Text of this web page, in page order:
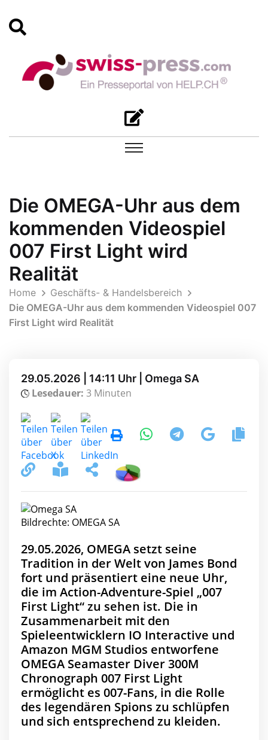
Die OMEGA-Uhr aus dem
kommenden Videospiel
007 First Light wird
Realität
Home
Geschäfts- & Handelsbereich
Die OMEGA-Uhr aus dem kommenden Videospiel 007
First Light wird Realität
29.05.2026 | 14:11 Uhr | Omega SA
Lesedauer: 3 Minuten
Bildrechte: OMEGA SA
29.05.2026, OMEGA setzt seine
Tradition in der Welt von James Bond
fort und präsentiert eine neue Uhr,
die im Action-Adventure-Spiel „007
First Light“ zu sehen ist. Die in
Zusammenarbeit mit den
Spieleentwicklern IO Interactive und
Amazon MGM Studios entworfene
OMEGA Seamaster Diver 300M
Chronograph 007 First Light
ermöglicht es 007-Fans, in die Rolle
des legendären Spions zu schlüpfen
und sich entsprechend zu kleiden.